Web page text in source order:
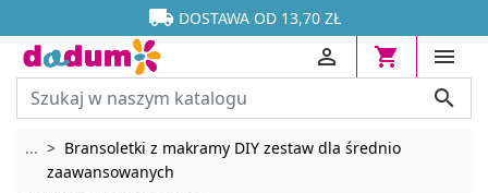

 DOSTAWA OD 13,70 ZŁ






... Rozwiń breadcrumbs
Bransoletki z makramy DIY zestaw dla średnio
zaawansowanych